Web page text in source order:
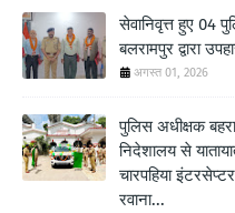
सेवानिवृत्त हुए 04
बलरामपुर द्वारा
अगस्त 01, 2026
पुलिस अधीक्षक
निदेशालय से
चारपहिया
रवाना...